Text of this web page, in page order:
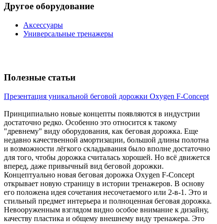
Другое оборудование
Аксессуары
Универсальные тренажеры
Полезные статьи
Презентация уникальной беговой дорожки Oxygen F-Concept
Принципиально новые концепты появляются в индустрии
достаточно редко. Особенно это относится к такому
"древнему" виду оборудования, как беговая дорожка. Еще
недавно качественной амортизации, большой длины полотна
и возможности лёгкого складывания было вполне достаточно
для того, чтобы дорожка считалась хорошей. Но всё движется
вперед, даже привычный вид беговой дорожки.
Концептуально новая беговая дорожка Oxygen F-Concept
открывает новую страницу в истории тренажеров. В основу
его положена идея сочетания несочетаемого или 2-в-1. Это и
стильный предмет интерьера и полноценная беговая дорожка.
Невооруженным взглядом видно особое внимание к дизайну,
качеству пластика и общему внешнему виду тренажера. Это